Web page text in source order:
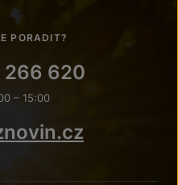
PORADIT?
266 620
– 15:00